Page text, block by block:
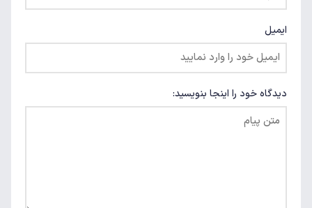
ایمیل
دیدگاه خود را اینجا بنویسید: